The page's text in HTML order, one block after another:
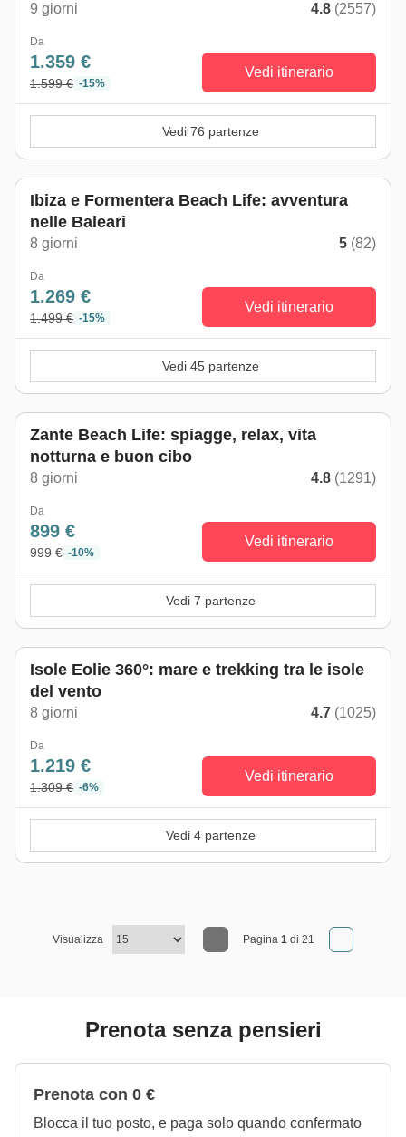
9 giorni 4.8 (2557)
Da
1.359 €
1.599 € -15%
Vedi itinerario
Vedi 76 partenze
Ibiza e Formentera Beach Life: avventura
nelle Baleari
8 giorni 5 (82)
Da
1.269 €
1.499 € -15%
Vedi itinerario
Vedi 45 partenze
Zante Beach Life: spiagge, relax, vita
notturna e buon cibo
8 giorni 4.8 (1291)
Da
899 €
999 € -10%
Vedi itinerario
Vedi 7 partenze
Isole Eolie 360°: mare e trekking tra le isole
del vento
8 giorni 4.7 (1025)
Da
1.219 €
1.309 € -6%
Vedi itinerario
Vedi 4 partenze
Visualizza Pagina 1di 21
Prenota senza pensieri
Prenota con 0 €
Blocca il tuo posto, e paga solo quando confermato